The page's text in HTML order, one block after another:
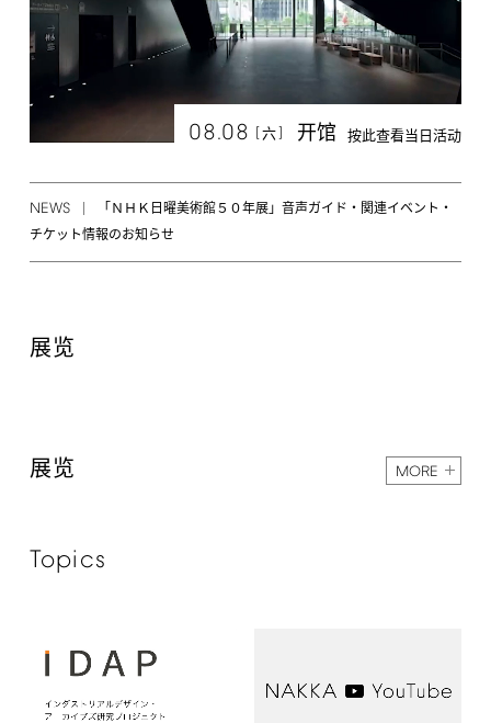
08.08 [六] 开馆 按此查看当日活动
NEWS
「ＮＨＫ日曜美術館５０年展」音声ガイド・関連イベント・
チケット情報のお知らせ
展览
展览 MORE
Topics